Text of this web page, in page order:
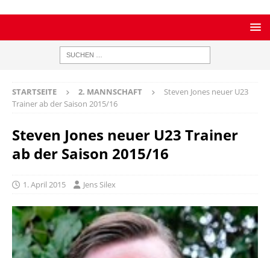
STARTSEITE 2. MANNSCHAFT
Steven Jones neuer U23
Trainer ab der Saison 2015/16
Steven Jones neuer U23 Trainer
ab der Saison 2015/16
1. April 2015 Jens Silex